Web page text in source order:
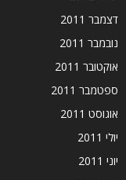
דצמבר 2011
נובמבר 2011
אוקטובר 2011
ספטמבר 2011
אוגוסט 2011
יולי 2011
יוני 2011